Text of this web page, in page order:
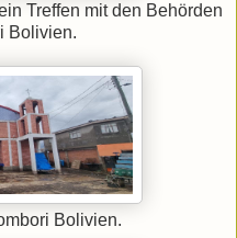
Treffen mit den Behörden
Bolivien.
Bolivien.